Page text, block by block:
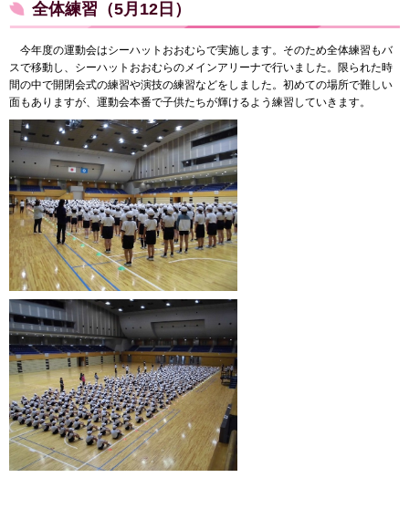
全体練習（5月12日）
今年度の運動会はシーハットおおむらで実施します。そのため全体練習もバ
スで移動し、シーハットおおむらのメインアリーナで行いました。限られた時
間の中で開閉会式の練習や演技の練習などをしました。初めての場所で難しい
面もありますが、運動会本番で子供たちが輝けるよう練習していきます。